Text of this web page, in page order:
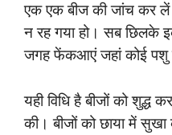
एक एक बीज की जांच कर लें
न रह गया हो। सब
जगह फेंकआएं जहां कोई पशु
यही विधि है बीजों को
की। बीजों को छाया में